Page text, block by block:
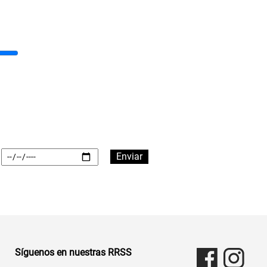
Síguenos en nuestras RRSS